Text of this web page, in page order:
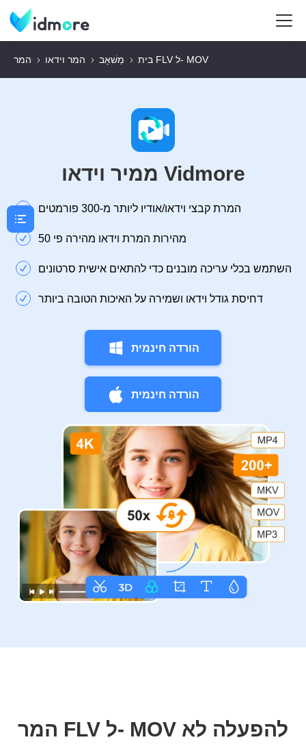
בית מַשׁאָב המר וידאו המר FLV ל- MOV
ממיר וידאו Vidmore
המרת קבצי וידאו/אודיו ליותר מ-300 פורמטים
מהירות המרת וידאו מהירה פי 50
השתמש בכלי עריכה מובנים כדי להתאים אישית סרטונים
דחיסת גודל וידאו ושמירה על האיכות הטובה ביותר
הורדה חינמית
הורדה חינמית
המר FLV ל- MOV להפעלה לא